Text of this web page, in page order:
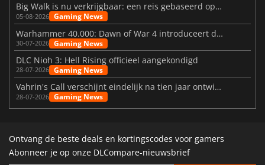
Big Walk is nu verkrijgbaar: een reis gebaseerd op vriendschap
05-08-2026 Gaming News
Warhammer 40.000: Dawn of War 4 introduceert de Necron-factie
30-07-2026 Gaming News
DLC Nioh 3: Hell Rising officieel aangekondigd
28-07-2026 Gaming News
Vahrin's Call verschijnt eindelijk na tien jaar ontwikkeling
28-07-2026 Gaming News
Ontvang de beste deals en kortingscodes voor gamers
Abonneer je op onze DLCompare-nieuwsbrief